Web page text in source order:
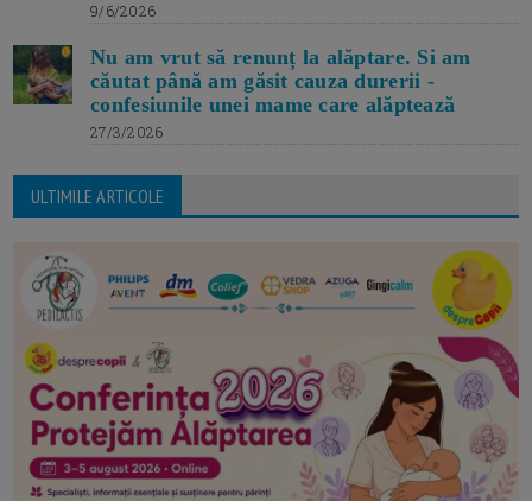
9/6/2026
Nu am vrut să renunț la alăptare. Si am
căutat până am găsit cauza durerii -
confesiunile unei mame care alăptează
27/3/2026
ULTIMILE ARTICOLE